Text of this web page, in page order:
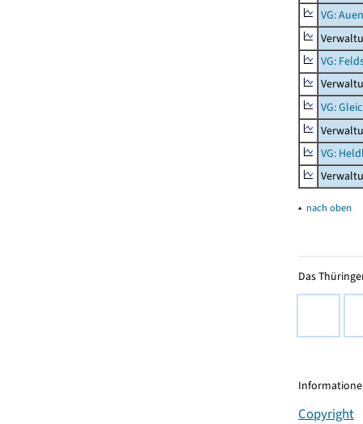
VG:
VG:
VG:
VG:
▴ nach oben
Das
Copyright